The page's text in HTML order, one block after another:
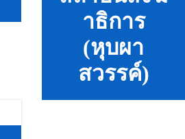
าธิการ
(หุบผา
สวรรค์)